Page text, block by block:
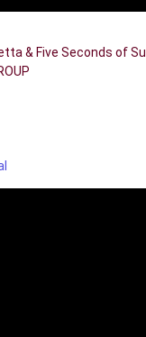
& Five Seconds of